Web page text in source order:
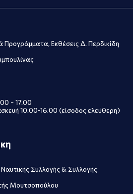
Προγράμματα, Εκθέσεις Δ. Περδικίδη
– 17.00
10.00-16.00 (είσοδος ελεύθερη)
Συλλογής & Συλλογής
Μουτσοπούλου